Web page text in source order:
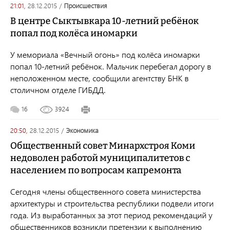
21:01, 28.12.2015 / происшествия
В центре Сыктывкара 10-летний ребёнок
попал под колёса иномарки
У мемориала «Вечный огонь» под колёса иномарки
попал 10-летний ребёнок. Мальчик перебегал дорогу в
неположенном месте, сообщили агентству БНК в
столичном отделе ГИБДД.
16 3924
20:50, 28.12.2015 / экономика
Общественный совет Минархстроя Коми
недоволен работой муниципалитетов с
населением по вопросам капремонта
Сегодня члены общественного совета министерства
архитектуры и строительства республики подвели итоги
года. Из выработанных за этот период рекомендаций у
общественников возникли претензии к выполнению